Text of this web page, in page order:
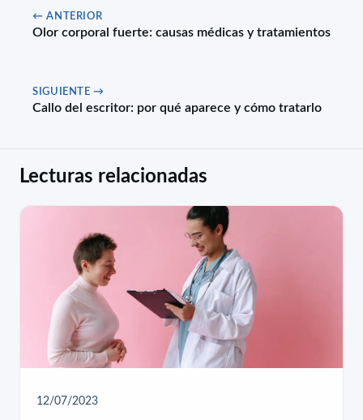
← ANTERIOR
Olor corporal fuerte: causas médicas y tratamientos
SIGUIENTE →
Callo del escritor: por qué aparece y cómo tratarlo
Lecturas relacionadas
12/07/2023